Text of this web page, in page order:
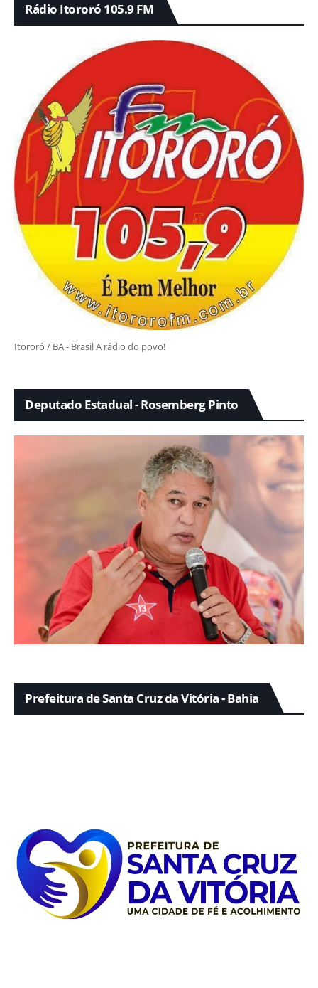
Rádio Itororó 105.9 FM
Itororó / BA - Brasil A rádio do povo!
Deputado Estadual - Rosemberg Pinto
Prefeitura de Santa Cruz da Vitória - Bahia